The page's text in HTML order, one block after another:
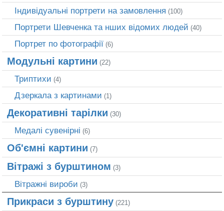
Індивідуальні портрети на замовлення (100)
Портрети Шевченка та нших відомих людей (40)
Портрет по фотографії (6)
Модульні картини (22)
Триптихи (4)
Дзеркала з картинами (1)
Декоративні тарілки (30)
Медалі сувенірні (6)
Об'ємні картини (7)
Вітражі з бурштином (3)
Вітражні вироби (3)
Прикраси з бурштину (221)